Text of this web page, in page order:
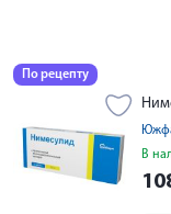
По рецепту
В